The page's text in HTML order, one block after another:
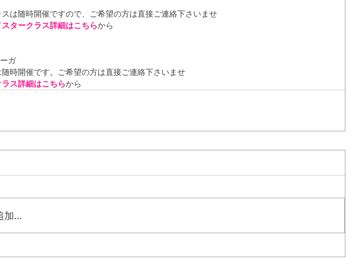
は随時開催ですので、ご希望の方は直接ご連絡下さいませ
タークラス詳細はこちらから
ガ
時開催です。ご希望の方は直接ご連絡下さいませ
ス詳細はこちらから
加…